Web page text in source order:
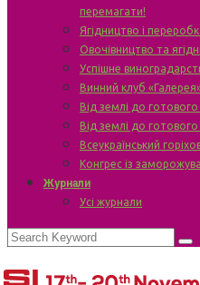
перемагати!
Ягідництво і
Овочівництво та
Успішне
Винний клуб
Від землі до
Від землі до готового
Всеукраїнський
Конгрес із
Журнали
Усі журнали